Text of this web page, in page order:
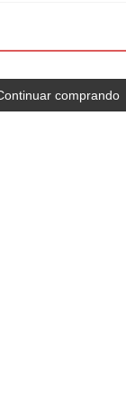
comprando